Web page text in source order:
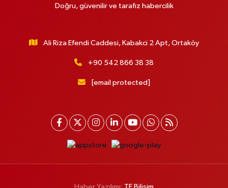
Doğru, güvenilir ve tarafız habercilik
Ali Riza Efendi Caddesi, Kabakci 2 Apt, Ortaköy
+90 542 866 38 38
[email protected]